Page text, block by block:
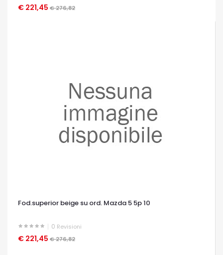
€ 221,45 € 276,82
OCCHIATA VELOCE
Fod.superior beige su ord. Mazda 5 5p 10
0 Revisioni
€ 221,45 € 276,82
OCCHIATA VELOCE